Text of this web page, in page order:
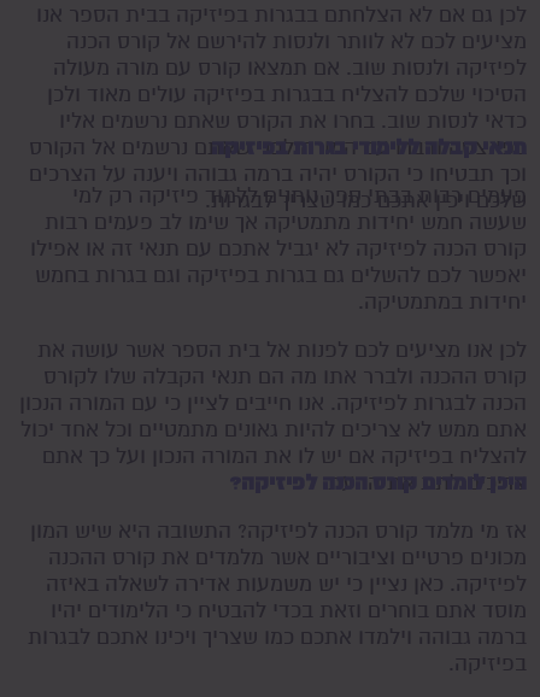
לכן גם אם לא הצלחתם בבגרות בפיזיקה בבית הספר אנו
מציעים לכם לא לוותר ולנסות להירשם אל קורס הכנה
לפיזיקה ולנסות שוב. אם תמצאו קורס עם מורה מעולה
הסיכוי שלכם להצליח בבגרות בפיזיקה עולים מאוד ולכן
כדאי לנסות שוב. בחרו את הקורס שאתם נרשמים אליו
בפינצטה ודברו עם המורה לפני שאתם נרשמים אל הקורס
וכך תבטיחו כי הקורס יהיה ברמה גבוהה ויענה על הצרכים
שלכם ויכין אתכם כמו שצריך לבגרות.
תנאי קבלה ללימודי בגרות בפיזיקה
פעמים רבות בבתי ספר נותנים ללמוד פיזיקה רק למי
שעשה חמש יחידות מתמטיקה אך שימו לב פעמים רבות
קורס הכנה לפיזיקה לא יגביל אתכם עם תנאי זה או אפילו
יאפשר לכם להשלים גם בגרות בפיזיקה וגם בגרות בחמש
יחידות במתמטיקה.
לכן אנו מציעים לכם לפנות אל בית הספר אשר עושה את
קורס ההכנה ולברר אתו מה הם תנאי הקבלה שלו לקורס
הכנה לבגרות לפיזיקה. אנו חייבים לציין כי עם המורה הנכון
אתם ממש לא צריכים להיות גאונים מתמטיים וכל אחד יכול
להצליח בפיזיקה אם יש לו את המורה הנכון ועל כך אתם
צריכים לתת את הדעת.
היכן לומדים קורס הכנה לפיזיקה?
אז מי מלמד קורס הכנה לפיזיקה? התשובה היא שיש המון
מכונים פרטיים וציבוריים אשר מלמדים את קורס ההכנה
לפיזיקה. כאן נציין כי יש משמעות אדירה לשאלה באיזה
מוסד אתם בוחרים וזאת בכדי להבטיח כי הלימודים יהיו
ברמה גבוהה וילמדו אתכם כמו שצריך ויכינו אתכם לבגרות
בפיזיקה.